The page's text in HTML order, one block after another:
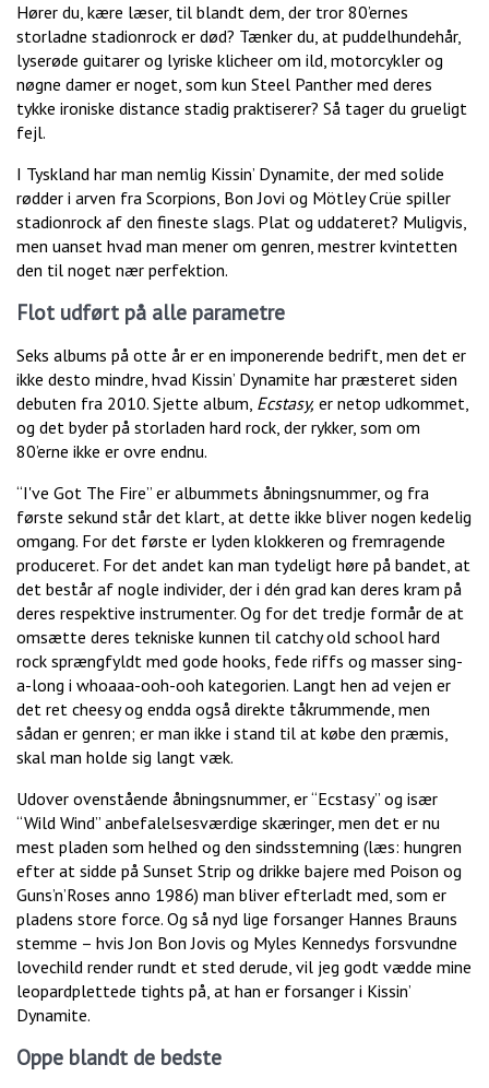
Hører du, kære læser, til blandt dem, der tror 80’ernes
storladne stadionrock er død? Tænker du, at puddelhundehår,
lyserøde guitarer og lyriske klicheer om ild, motorcykler og
nøgne damer er noget, som kun Steel Panther med deres
tykke ironiske distance stadig praktiserer? Så tager du grueligt
fejl.
I Tyskland har man nemlig Kissin’ Dynamite, der med solide
rødder i arven fra Scorpions, Bon Jovi og Mötley Crüe spiller
stadionrock af den fineste slags. Plat og uddateret? Muligvis,
men uanset hvad man mener om genren, mestrer kvintetten
den til noget nær perfektion.
Flot udført på alle parametre
Seks albums på otte år er en imponerende bedrift, men det er
ikke desto mindre, hvad Kissin’ Dynamite har præsteret siden
debuten fra 2010. Sjette album, Ecstasy, er netop udkommet,
og det byder på storladen hard rock, der rykker, som om
80’erne ikke er ovre endnu.
“I've Got The Fire” er albummets åbningsnummer, og fra
første sekund står det klart, at dette ikke bliver nogen kedelig
omgang. For det første er lyden klokkeren og fremragende
produceret. For det andet kan man tydeligt høre på bandet, at
det består af nogle individer, der i dén grad kan deres kram på
deres respektive instrumenter. Og for det tredje formår de at
omsætte deres tekniske kunnen til catchy old school hard
rock sprængfyldt med gode hooks, fede riffs og masser sing-
a-long i whoaaa-ooh-ooh kategorien. Langt hen ad vejen er
det ret cheesy og endda også direkte tåkrummende, men
sådan er genren; er man ikke i stand til at købe den præmis,
skal man holde sig langt væk.
Udover ovenstående åbningsnummer, er “Ecstasy” og især
“Wild Wind” anbefalelsesværdige skæringer, men det er nu
mest pladen som helhed og den sindsstemning (læs: hungren
efter at sidde på Sunset Strip og drikke bajere med Poison og
Guns’n’Roses anno 1986) man bliver efterladt med, som er
pladens store force. Og så nyd lige forsanger Hannes Brauns
stemme – hvis Jon Bon Jovis og Myles Kennedys forsvundne
lovechild render rundt et sted derude, vil jeg godt vædde mine
leopardplettede tights på, at han er forsanger i Kissin’
Dynamite.
Oppe blandt de bedste